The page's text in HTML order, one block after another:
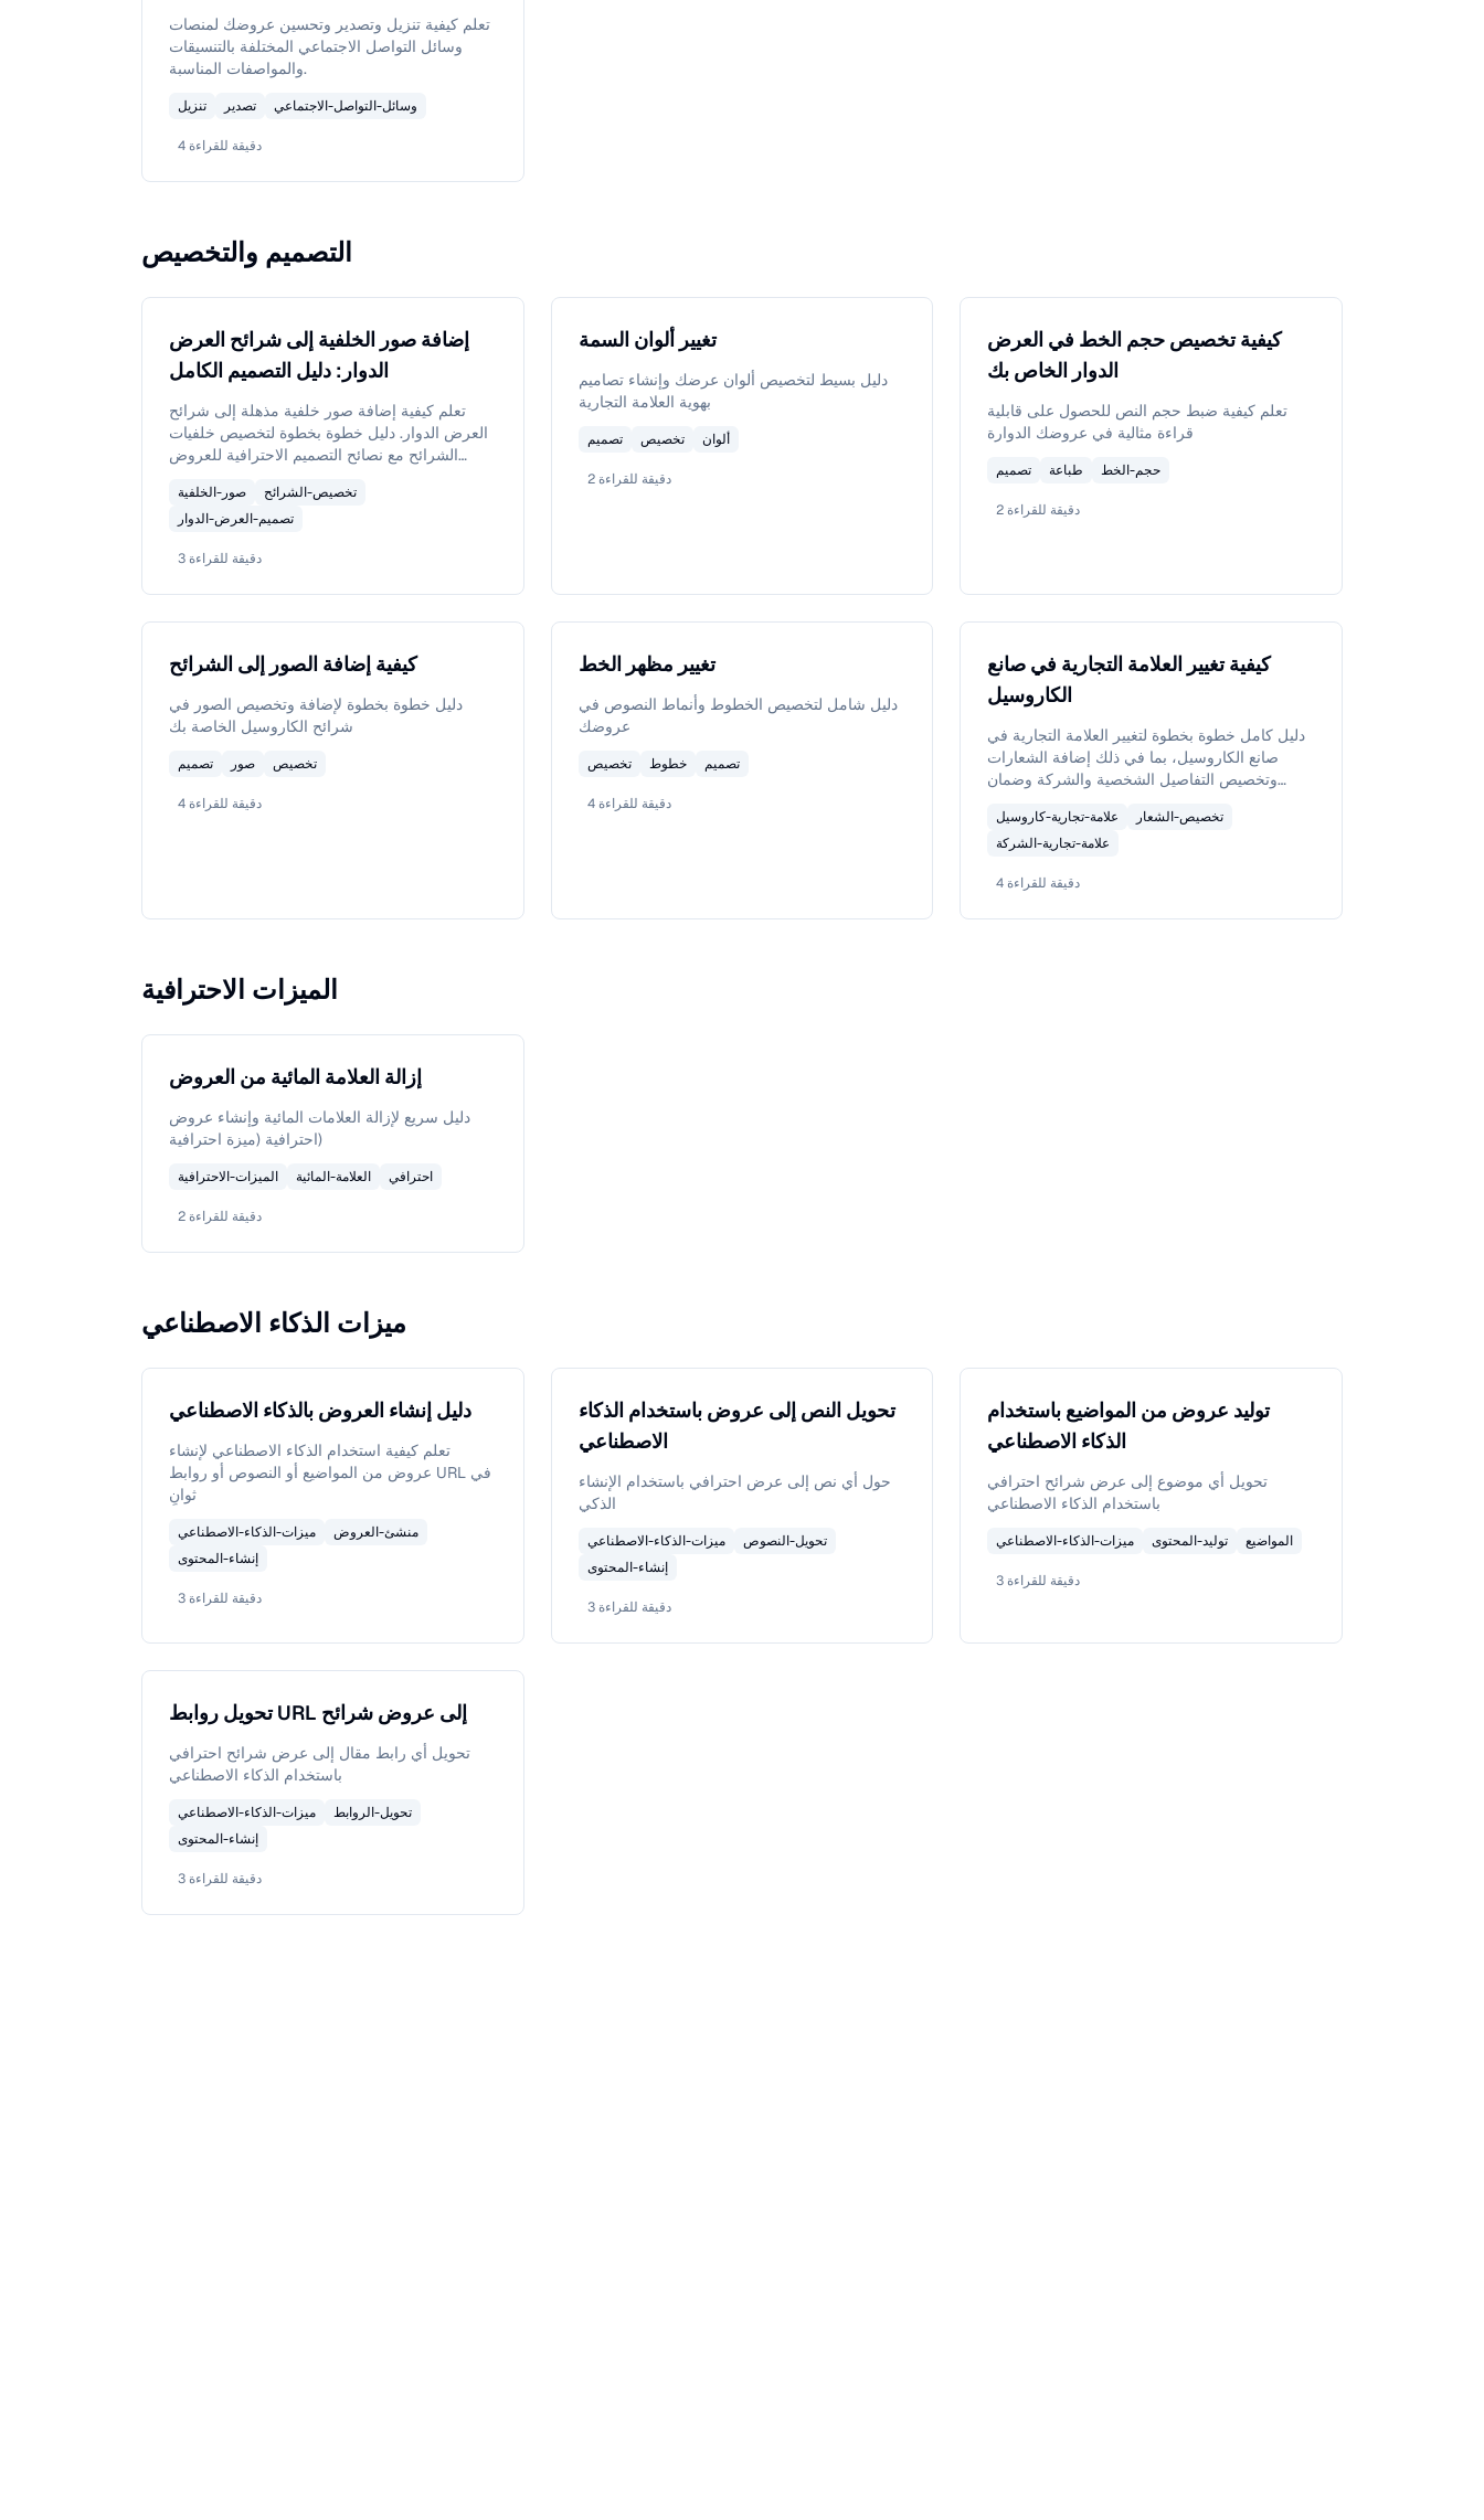
تعلم كيفية تنزيل وتصدير وتحسين عروضك لمنصات
وسائل التواصل الاجتماعي المختلفة بالتنسيقات
والمواصفات المناسبة.
تنزيل تصدير وسائل-التواصل-الاجتماعي
4 دقيقة للقراءة
التصميم والتخصيص
إضافة صور الخلفية إلى شرائح العرض
الدوار: دليل التصميم الكامل
تعلم كيفية إضافة صور خلفية مذهلة إلى شرائح
العرض الدوار. دليل خطوة بخطوة لتخصيص خلفيات
الشرائح مع نصائح التصميم الاحترافية للعروض
صور-الخلفية
تخصيص-الشرائح
تصميم-العرض-الدوار
3 دقيقة للقراءة
تغيير ألوان السمة
دليل بسيط لتخصيص ألوان عرضك وإنشاء تصاميم
بهوية العلامة التجارية
تصميم تخصيص ألوان
2 دقيقة للقراءة
كيفية تخصيص حجم الخط في العرض
الدوار الخاص بك
تعلم كيفية ضبط حجم النص للحصول على قابلية
قراءة مثالية في عروضك الدوارة
تصميم طباعة حجم-الخط
2 دقيقة للقراءة
كيفية إضافة الصور إلى الشرائح
دليل خطوة بخطوة لإضافة وتخصيص الصور في
شرائح الكاروسيل الخاصة بك
تصميم صور تخصيص
4 دقيقة للقراءة
تغيير مظهر الخط
دليل شامل لتخصيص الخطوط وأنماط النصوص في
عروضك
تخصيص خطوط تصميم
4 دقيقة للقراءة
كيفية تغيير العلامة التجارية في صانع
الكاروسيل
دليل كامل خطوة بخطوة لتغيير العلامة التجارية في
صانع الكاروسيل، بما في ذلك إضافة الشعارات
وتخصيص التفاصيل الشخصية والشركة وضمان
علامة-تجارية-كاروسيل
تخصيص-الشعار
علامة-تجارية-الشركة
4 دقيقة للقراءة
الميزات الاحترافية
إزالة العلامة المائية من العروض
دليل سريع لإزالة العلامات المائية وإنشاء عروض
احترافية (ميزة احترافية)
الميزات-الاحترافية العلامة-المائية احترافي
2 دقيقة للقراءة
ميزات الذكاء الاصطناعي
دليل إنشاء العروض بالذكاء الاصطناعي
تعلم كيفية استخدام الذكاء الاصطناعي لإنشاء
عروض من المواضيع أو النصوص أو روابط URL في
ثوانٍ
ميزات-الذكاء-الاصطناعي
منشئ-العروض
إنشاء-المحتوى
3 دقيقة للقراءة
تحويل النص إلى عروض باستخدام الذكاء
الاصطناعي
حول أي نص إلى عرض احترافي باستخدام الإنشاء
الذكي
ميزات-الذكاء-الاصطناعي
تحويل-النصوص
إنشاء-المحتوى
3 دقيقة للقراءة
توليد عروض من المواضيع باستخدام
الذكاء الاصطناعي
تحويل أي موضوع إلى عرض شرائح احترافي
باستخدام الذكاء الاصطناعي
ميزات-الذكاء-الاصطناعي توليد-المحتوى المواضيع
3 دقيقة للقراءة
تحويل روابط URL إلى عروض شرائح
تحويل أي رابط مقال إلى عرض شرائح احترافي
باستخدام الذكاء الاصطناعي
ميزات-الذكاء-الاصطناعي
تحويل-الروابط
إنشاء-المحتوى
3 دقيقة للقراءة